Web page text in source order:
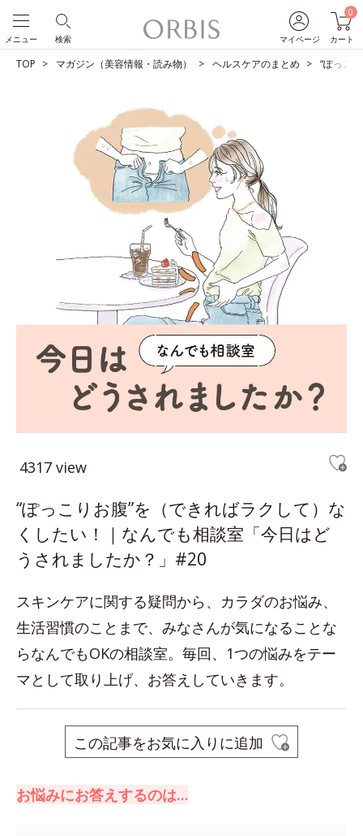
マイページ
0
カート
検索
メニュー
TOP マガジン（美容情報・読み物） ヘルスケアのまとめ “ぽっこ
4317 view
“ぽっこりお腹”を（できればラクして）な
くしたい！｜なんでも相談室「今日はど
うされましたか？」#20
スキンケアに関する疑問から、カラダのお悩み、
生活習慣のことまで、みなさんが気になることな
らなんでもOKの相談室。毎回、1つの悩みをテー
マとして取り上げ、お答えしていきます。
この記事をお気に入りに追加
お悩みにお答えするのは…